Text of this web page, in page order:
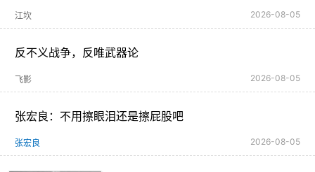
江坎 2026-08-05
反不义战争，反唯武器论
飞影 2026-08-05
张宏良：不用擦眼泪还是擦屁股吧
张宏良 2026-08-05